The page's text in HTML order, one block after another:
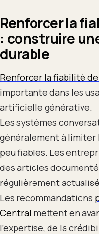
Renforcer la
: construire
durable
Renforcer la fiabilité de
importante dans les
artificielle générative.
Les systèmes
généralement à limiter
peu fiables. Les
des articles
régulièrement
Les recommandations
Central mettent en
l’expertise, de la